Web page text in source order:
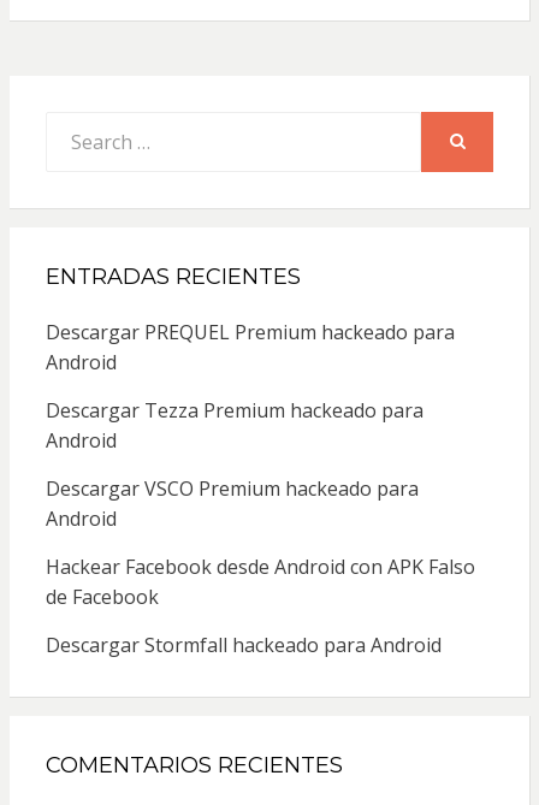
for:
ENTRADAS RECIENTES
Descargar PREQUEL Premium hackeado para
Android
Descargar Tezza Premium hackeado para
Android
Descargar VSCO Premium hackeado para
Android
Hackear Facebook desde Android con APK Falso
de Facebook
Descargar Stormfall hackeado para Android
COMENTARIOS RECIENTES